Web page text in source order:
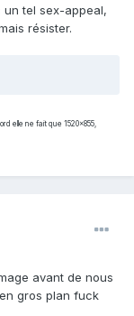
un tel sex-appeal,
résister.
elle ne fait que 1520×855,
avant de nous
gros plan fuck